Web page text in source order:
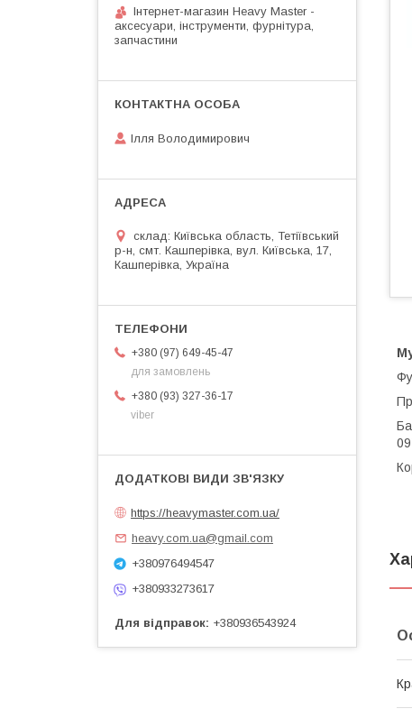
Інтернет-магазин Heavy Master -
аксесуари, інструменти, фурнітура,
запчастини
Ілля Володимирович
склад: Київська область, Тетіївський
р-н, смт. Кашперівка, вул. Київська, 17,
Кашперівка, Україна
+380 (97) 649-45-47
для замовлень
+380 (93) 327-36-17
viber
https://heavymaster.com.ua/
heavy.com.ua@gmail.com
+380976494547
+380933273617
Для відправок +380936543924